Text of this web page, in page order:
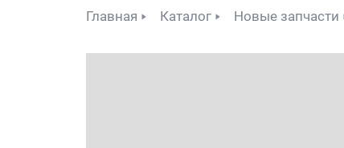
Главная Каталог Новые запчасти